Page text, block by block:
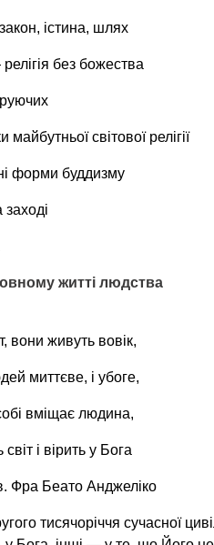
істина, шлях
без божества
майбутньої світової релігії
форми буддизму
житті людства
вони живуть вовік,
миттєве, і убоге,
вміщає людина,
і вірить у Бога
Фра Беато Анджеліко
тисячоріччя сучасної